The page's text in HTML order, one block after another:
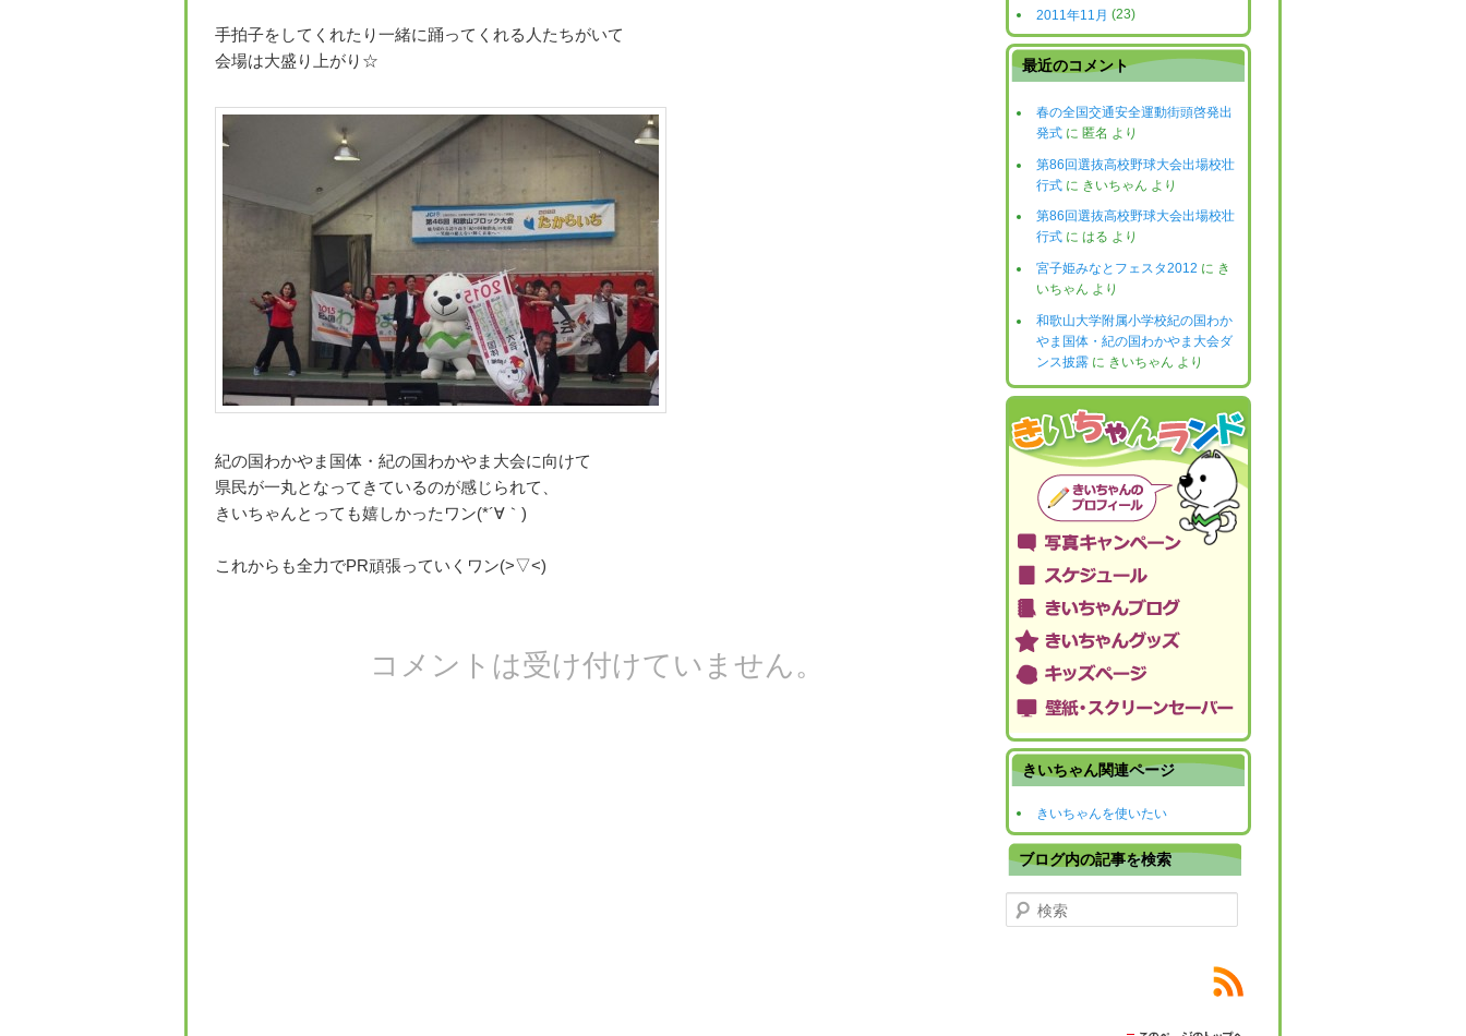
手拍子をしてくれたり一緒に踊ってくれる人たちがいて
会場は大盛り上がり☆
紀の国わかやま国体・紀の国わかやま大会に向けて
県民が一丸となってきているのが感じられて、
きいちゃんとっても嬉しかったワン(*´∀｀)
これからも全力でPR頑張っていくワン(>▽<)
コメントは受け付けていません。
2011年11月 (23)
最近のコメント
春の全国交通安全運動街頭啓発出
発式に 匿名 より
第86回選抜高校野球大会出場校壮
行式に きいちゃん より
第86回選抜高校野球大会出場校壮
行式に はる より
宮子姫みなとフェスタ2012 に き
いちゃん より
和歌山大学附属小学校紀の国わか
やま国体・紀の国わかやま大会ダ
ンス披露に きいちゃん より
きいちゃん関連ページ
きいちゃんを使いたい
ブログ内の記事を検索
検索